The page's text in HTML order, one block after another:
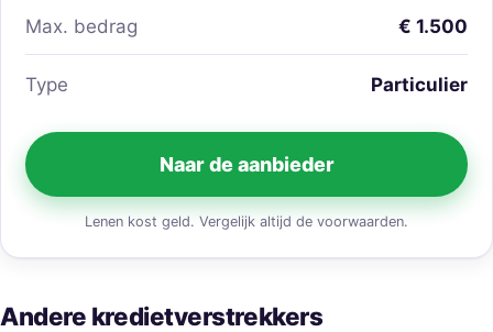
Max. bedrag € 1.500
Type Particulier
Naar de aanbieder
Lenen kost geld. Vergelijk altijd de voorwaarden.
Andere kredietverstrekkers